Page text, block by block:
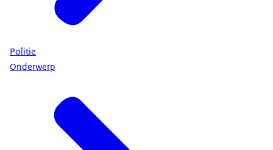
Politie
Onderwerp